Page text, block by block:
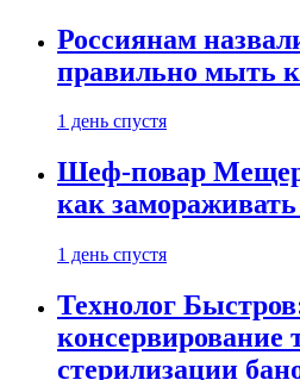
Россиянам
правильно мыть
1 день спустя
Шеф-повар
как
1 день спустя
Технолог
консервирование
стерилизации